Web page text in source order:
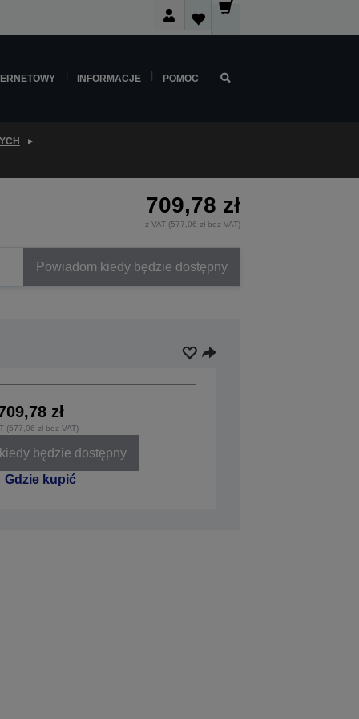
INFORMACJE POMOC
709,78 zł
z VAT (577,06 zł bez VAT)
Powiadom kiedy będzie dostępny
zł
(577,06 zł bez VAT)
będzie dostępny
Gdzie kupić